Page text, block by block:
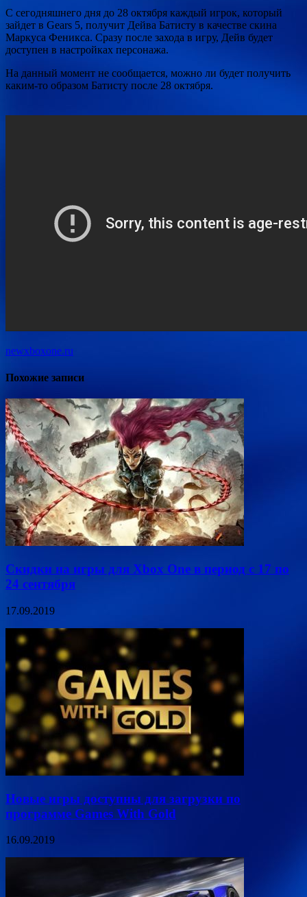
С сегодняшнего дня до 28 октября каждый игрок, который
зайдет в Gears 5, получит Дейва Батисту в качестве скина
Маркуса Феникса. Сразу после захода в игру, Дейв будет
доступен в настройках персонажа.
На данный момент не сообщается, можно ли будет получить
каким-то образом Батисту после 28 октября.
newxboxone.ru
Похожие записи
Скидки на игры для Xbox One в период с 17 по
24 сентября
17.09.2019
Новые игры доступны для загрузки по
программе Games With Gold
16.09.2019